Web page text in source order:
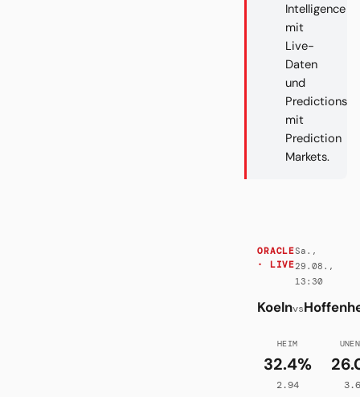
Intelligence
mit
Live-
Daten
und
Predictions
mit
Prediction
Markets.
ORACLE
· LIVE
Sa.,
29.08.,
13:30
Koelnvs
HEIM
32.4%
2.94